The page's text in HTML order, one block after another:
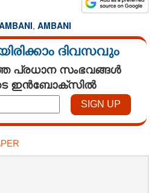
, AMBANI
ദിവസവും
പ്രധാന സംഭവങ്ങൾ
ഇൻബോക്സിൽ